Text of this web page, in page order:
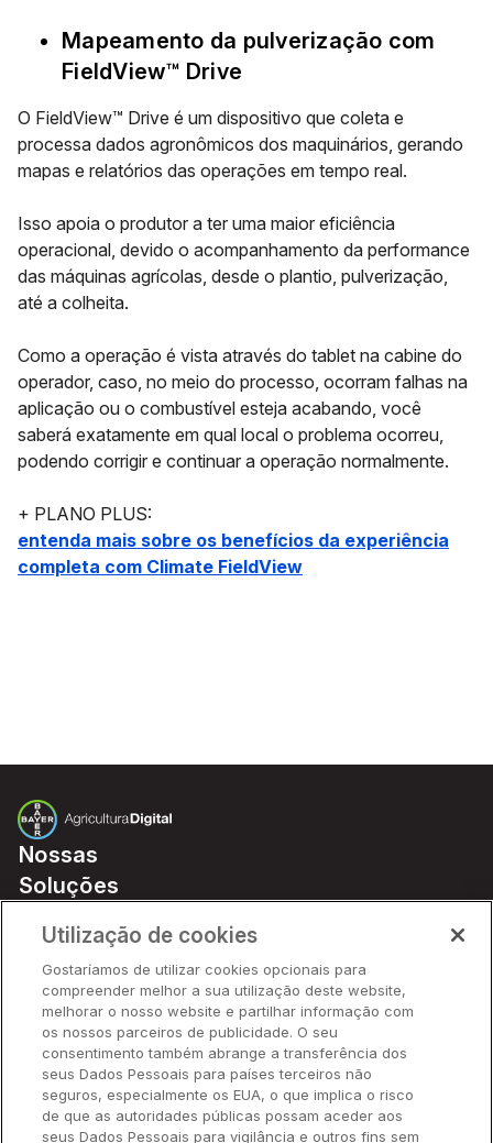
Mapeamento da pulverização com
FieldView™ Drive
O FieldView™ Drive é um dispositivo que coleta e
processa dados agronômicos dos maquinários, gerando
mapas e relatórios das operações em tempo real.
Isso apoia o produtor a ter uma maior eficiência
operacional, devido o acompanhamento da performance
das máquinas agrícolas, desde o plantio, pulverização,
até a colheita.
Como a operação é vista através do tablet na cabine do
operador, caso, no meio do processo, ocorram falhas na
aplicação ou o combustível esteja acabando, você
saberá exatamente em qual local o problema ocorreu,
podendo corrigir e continuar a operação normalmente.
+ PLANO PLUS:
entenda mais sobre os benefícios da experiência
completa com Climate FieldView
Nossas
Soluções
Parceiros
Hardware
Ajuda Rápida
Recursos
Utilização de cookies
Gostaríamos de utilizar cookies opcionais para
compreender melhor a sua utilização deste website,
melhorar o nosso website e partilhar informação com
os nossos parceiros de publicidade. O seu
consentimento também abrange a transferência dos
seus Dados Pessoais para países terceiros não
seguros, especialmente os EUA, o que implica o risco
de que as autoridades públicas possam aceder aos
seus Dados Pessoais para vigilância e outros fins sem